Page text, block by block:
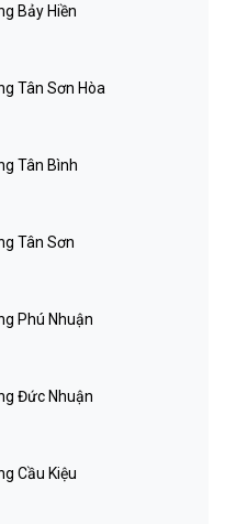
Bảy Hiền
Tân Sơn Hòa
Tân Bình
Tân Sơn
Phú Nhuận
Đức Nhuận
Cầu Kiệu